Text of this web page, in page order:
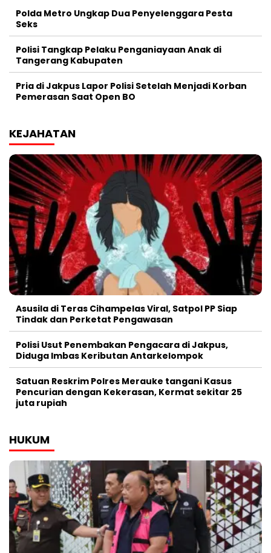
Polda Metro Ungkap Dua Penyelenggara Pesta
Seks
Polisi Tangkap Pelaku Penganiayaan Anak di
Tangerang Kabupaten
Pria di Jakpus Lapor Polisi Setelah Menjadi Korban
Pemerasan Saat Open BO
KEJAHATAN
Asusila di Teras Cihampelas Viral, Satpol PP Siap
Tindak dan Perketat Pengawasan
Polisi Usut Penembakan Pengacara di Jakpus,
Diduga Imbas Keributan Antarkelompok
Satuan Reskrim Polres Merauke tangani Kasus
Pencurian dengan Kekerasan, Kermat sekitar 25
juta rupiah
HUKUM